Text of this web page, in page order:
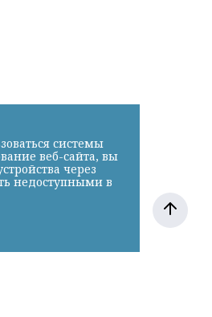
системы
веб-сайта, вы
через
недоступными в